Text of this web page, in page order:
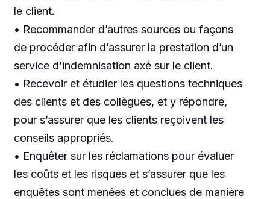
le client.
• Recommander d’autres sources ou façons
de procéder afin d’assurer la prestation d’un
service d’indemnisation axé sur le client.
• Recevoir et étudier les questions techniques
des clients et des collègues, et y répondre,
pour s’assurer que les clients reçoivent les
conseils appropriés.
• Enquêter sur les réclamations pour évaluer
les coûts et les risques et s’assurer que les
enquêtes sont menées et conclues de manière